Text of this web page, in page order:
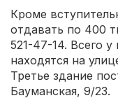
Кроме
отдавать по 400
521-47-14. Всего
находятся на
Третье здание
Бауманская, 9/23.